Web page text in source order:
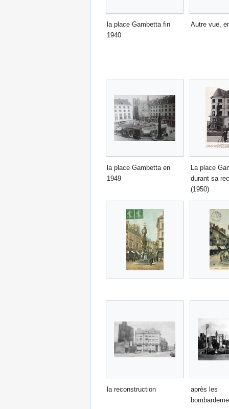
la place Gambetta fin
1940
Autre vue,
la place Gambetta en
1949
La place
durant sa
(1950)
la reconstruction
après les